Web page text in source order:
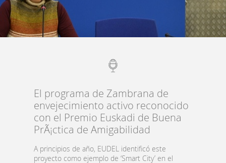
El programa de Zambrana de
envejecimiento activo reconocido
con el Premio Euskadi de Buena
PrÃ¡ctica de Amigabilidad
A principios de año, EUDEL identificó este
proyecto como ejemplo de ‘Smart City’ en el